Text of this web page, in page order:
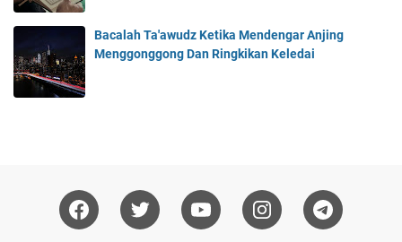
Bacalah Ta'awudz Ketika Mendengar Anjing
Menggonggong Dan Ringkikan Keledai